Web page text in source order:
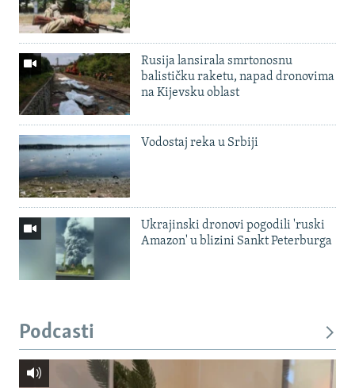
Rusija lansirala smrtonosnu
balističku raketu, napad dronovima
na Kijevsku oblast
Vodostaj reka u Srbiji
Ukrajinski dronovi pogodili 'ruski
Amazon' u blizini Sankt Peterburga
Podcasti